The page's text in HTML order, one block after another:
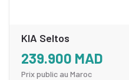
KIA Seltos
239.900 MAD
Prix public au Maroc